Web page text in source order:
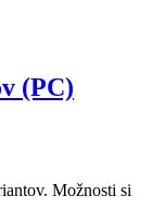
(PC)
Možnosti si